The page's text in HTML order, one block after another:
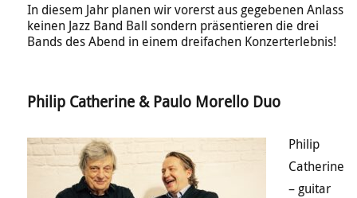
In diesem Jahr planen wir vorerst aus gegebenen Anlass
keinen Jazz Band Ball sondern präsentieren die drei
Bands des Abend in einem dreifachen Konzerterlebnis!
Philip Catherine & Paulo Morello Duo
Philip
Catherine
– guitar